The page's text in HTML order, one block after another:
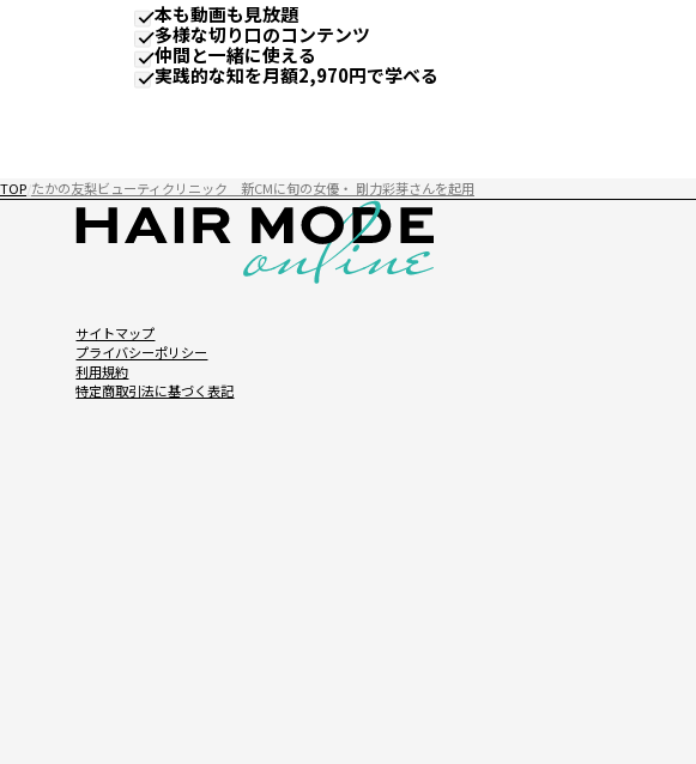
本も動画も見放題
多様な切り口のコンテンツ
仲間と一緒に使える
実践的な知を月額2,970円で学べる
TOP たかの友梨ビューティクリニック 新CMに旬の女優・ 剛力彩芽さんを起用
サイトマップ
プライバシーポリシー
利用規約
特定商取引法に基づく表記